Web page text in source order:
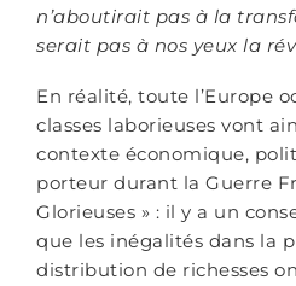
n’aboutirait pas à la
serait pas à nos yeux la
En réalité, toute l’Europe
classes laborieuses vont
contexte économique,
porteur durant la Guerre
Glorieuses » : il y a un
que les inégalités dans la
distribution de richesses